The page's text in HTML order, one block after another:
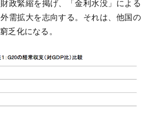
政緊縮を掲げ、「金利水没」による
需拡大を志向する。それは、他国の
乏化になる。